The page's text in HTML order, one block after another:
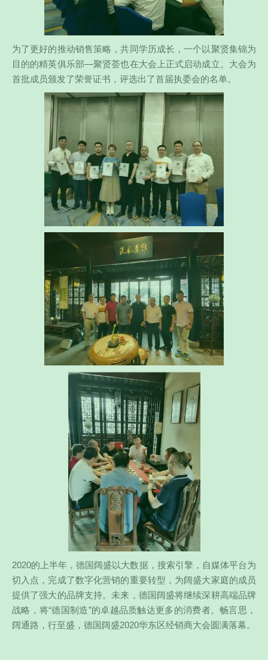
为了更好的推动销售策略，共同学历成长，一个以聚贤集锦为
目的的精英俱乐部—聚贤荟也在大会上正式启动成立。大会为
首批成员颁发了荣誉证书，评选出了首届执委会的名单。
2020的上半年，德国阔盛以大数据，搜索引擎，自媒体平台为
切入点，完成了数字化营销的重要转型，为阔盛大家庭的成员
提供了强大的品牌支持。未来，德国阔盛将继续深耕高端品牌
战略，将“德国制造”的卓越品质触达更多的消费者。畅言思，
阔通路，行至盛，德国阔盛2020华东区经销商大会圆满落幕。